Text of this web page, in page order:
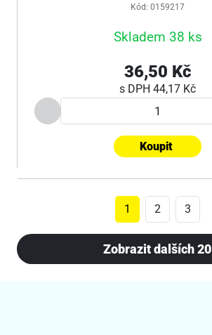
Kód: 0159217
Skladem 38 ks
36,50 Kč
s DPH 44,17 Kč
Koupit
1 2 3
Zobrazit dalších 20